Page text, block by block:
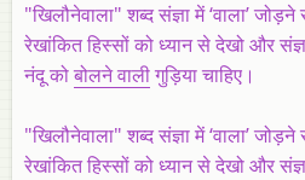
"खिलौनेवाला" शब्द संज्ञा में ‘वाला’
रेखांकित हिस्सों को ध्यान से देखो और
नंदू कोबोलने वालीगुड़िया चाहिए।
"खिलौनेवाला" शब्द संज्ञा में ‘वाला’
रेखांकित हिस्सों को ध्यान से देखो और